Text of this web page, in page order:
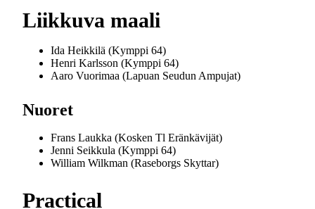
Liikkuva maali
Ida Heikkilä (Kymppi 64)
Henri Karlsson (Kymppi 64)
Aaro Vuorimaa (Lapuan Seudun Ampujat)
Nuoret
Frans Laukka (Kosken Tl Eränkävijät)
Jenni Seikkula (Kymppi 64)
William Wilkman (Raseborgs Skyttar)
Practical